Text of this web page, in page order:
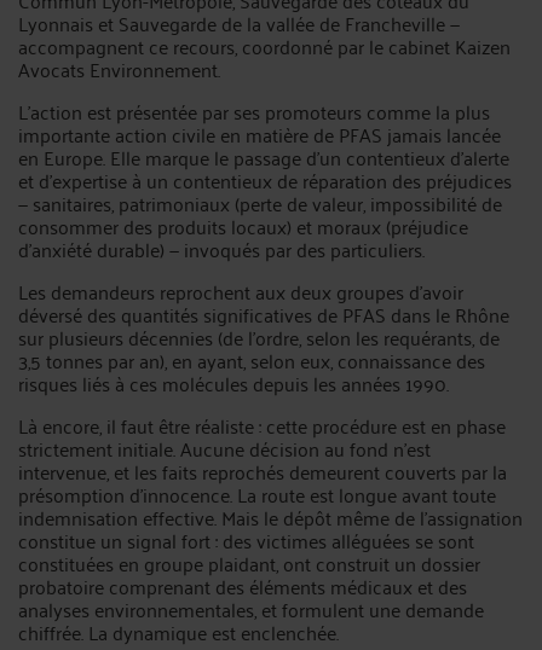
Lyonnais et Sauvegarde de la vallée de Francheville —
accompagnent ce recours, coordonné par le cabinet Kaizen
Avocats Environnement.
L'action est présentée par ses promoteurs comme la plus
importante action civile en matière de PFAS jamais lancée
en Europe. Elle marque le passage d'un contentieux d'alerte
et d'expertise à un contentieux de réparation des préjudices
— sanitaires, patrimoniaux (perte de valeur, impossibilité de
consommer des produits locaux) et moraux (préjudice
d'anxiété durable) — invoqués par des particuliers.
Les demandeurs reprochent aux deux groupes d'avoir
déversé des quantités significatives de PFAS dans le Rhône
sur plusieurs décennies (de l'ordre, selon les requérants, de
3,5 tonnes par an), en ayant, selon eux, connaissance des
risques liés à ces molécules depuis les années 1990.
Là encore, il faut être réaliste : cette procédure est en phase
strictement initiale. Aucune décision au fond n'est
intervenue, et les faits reprochés demeurent couverts par la
présomption d'innocence. La route est longue avant toute
indemnisation effective. Mais le dépôt même de l'assignation
constitue un signal fort : des victimes alléguées se sont
constituées en groupe plaidant, ont construit un dossier
probatoire comprenant des éléments médicaux et des
analyses environnementales, et formulent une demande
chiffrée. La dynamique est enclenchée.